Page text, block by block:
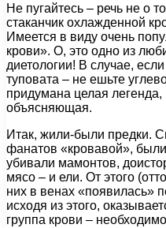
Не пугайтесь – речь не о
стаканчик охлажденной
Имеется в виду очень
крови». О, это одно из
диетологии! В случае,
туповата – не ешьте
придумана целая
объясняющая.
Итак, жили-были предки.
фанатов «кровавой»,
убивали мамонтов,
мясо – и ели. От этого
них в венах «появилась»
исходя из этого,
группа крови –